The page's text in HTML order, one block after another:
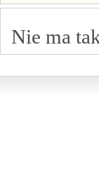
Nie ma